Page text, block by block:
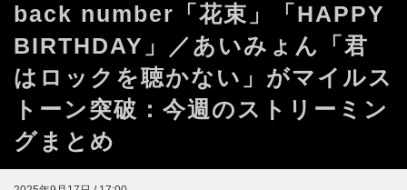
back number「花束」「HAPPY
BIRTHDAY」／あいみょん「君
はロックを聴かない」がマイルス
トーン突破：今週のストリーミン
グまとめ